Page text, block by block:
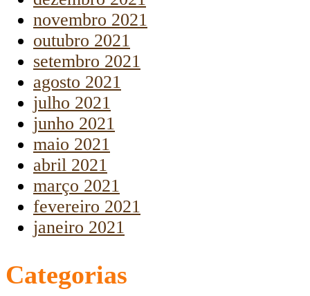
novembro 2021
outubro 2021
setembro 2021
agosto 2021
julho 2021
junho 2021
maio 2021
abril 2021
março 2021
fevereiro 2021
janeiro 2021
Categorias